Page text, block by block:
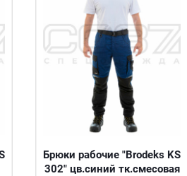
Брюки рабочие "Brodeks KS
302" цв.синий тк.смесовая